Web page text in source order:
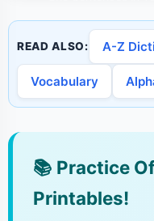
READ ALSO: A-Z
Vocabulary
📚 Practice
Printables!